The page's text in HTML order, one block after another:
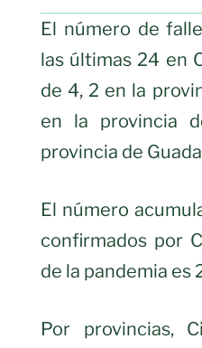
El número de
las últimas 24 en
de 4, 2 en la
en la provincia
provincia de
El número
confirmados por
de la pandemia es
Por provincias,